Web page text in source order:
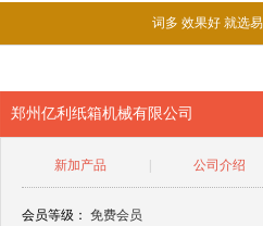
词多 效果好 就选易
郑州亿利纸箱机械有限公司
新加产品 公司介绍
会员等级：免费会员